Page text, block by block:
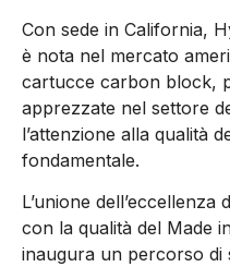
Con sede in California,
è nota nel mercato
cartucce carbon block,
apprezzate nel settore
l’attenzione alla qualità
fondamentale.
L’unione
con la qualità del Made
inaugura un percorso di